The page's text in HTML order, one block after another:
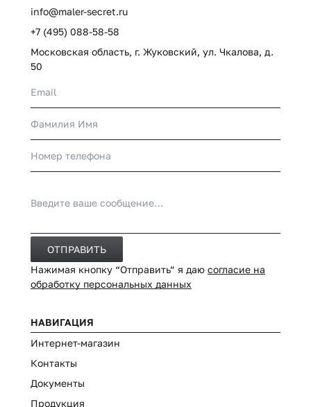
info@maler-secret.ru
+7 (495) 088-58-58
Московская область, г. Жуковский, ул. Чкалова, д.
50
ОТПРАВИТЬ
Нажимая кнопку “Отправить” я даю согласие на
обработку персональных данных
НАВИГАЦИЯ
Интернет-магазин
Контакты
Документы
Продукция